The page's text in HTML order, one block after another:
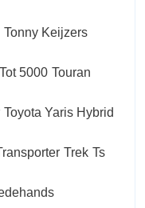
Tonny Keijzers
Tot 5000 Touran
Toyota Yaris Hybrid
Trek Ts